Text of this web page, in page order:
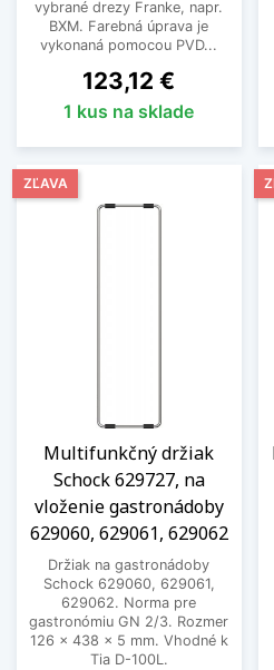
vybrané drezy Franke, napr.
BXM. Farebná úprava je
vykonaná pomocou PVD...
Cena
123,12 €
1 kus na sklade
Multifunkčný držiak
Schock 629727, na
vloženie gastronádoby
629060, 629061, 629062
Držiak na gastronádoby
Schock 629060, 629061,
629062. Norma pre
gastronómiu GN 2/3. Rozmer
126 x 438 x 5 mm. Vhodné k
Tia D-100L.
ZĽAVA